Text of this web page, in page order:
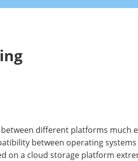
different platforms much
between operating
on a cloud storage platform